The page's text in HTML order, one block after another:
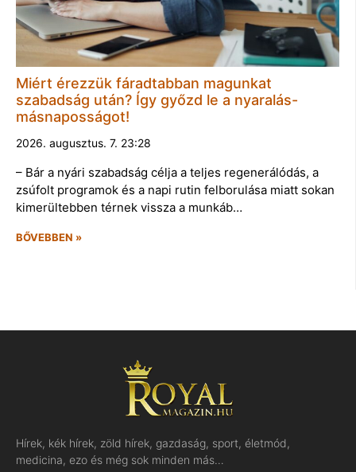
Miért érezzük fáradtabban magunkat
szabadság után? Így győzd le a nyaralás-
másnaposságot!
2026. augusztus. 7. 23:28
– Bár a nyári szabadság célja a teljes regenerálódás, a
zsúfolt programok és a napi rutin felborulása miatt sokan
kimerültebben térnek vissza a munkáb…
BŐVEBBEN »
Hírek, kék hírek, zöld hírek, gazdaság, sport, életmód,
medicina, ezo és még sok minden más…